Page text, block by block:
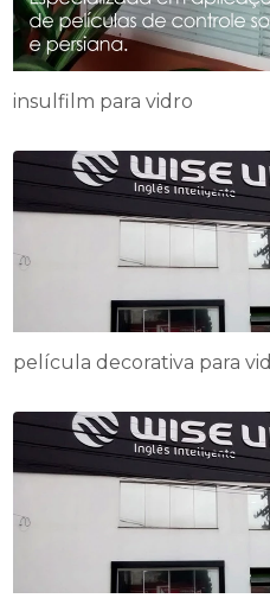
insulfilm para vidro
película decorativa para